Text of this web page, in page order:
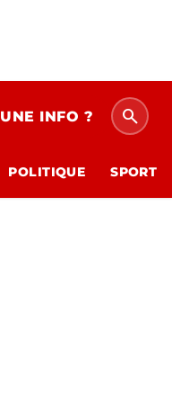
UNE INFO ? search
POLITIQUE SPORT